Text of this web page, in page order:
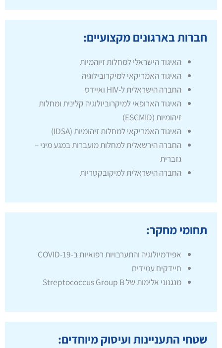
חברות בארגונים מקצועיים:
האיגוד הישראלי למחלות זיוהמיות
האיגוד האמריקאי למיקרובילוגיה
החברה הישראלית ל-HIV ואיידס
האיגוד הארופאי למיקרוביולוגיה קלינית ומחלות
זיהומיות (ESCMID)
האיגוד האמריקאי למחלות זיהומיות (IDSA)
החברה הירשאלית למחלות מועברות במגע מיני –
גזברית
החברה הישראלית למיקובקטריות
תחומי מחקר:
אפידמיולוגיה והתערבויות רפואיות ב-COVID-19
חיידקים עמידים
מנגנוני אלימות של Streptococcus Group B
שטחי התעניינות ועיסוק מיוחדים: